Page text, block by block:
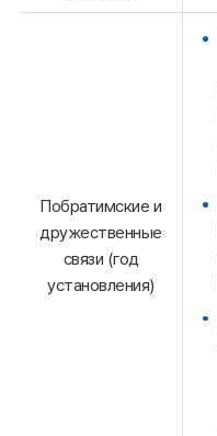
Побратимские и
дружественные
связи (год
установления)